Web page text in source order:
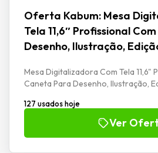
Oferta Kabum: Mesa
Tela 11,6″ Profissional
Desenho, Ilustração,
Mesa Digitalizadora Com Tela 11,6"
Caneta Para Desenho, Ilustração,
127 usados hoje
Ver